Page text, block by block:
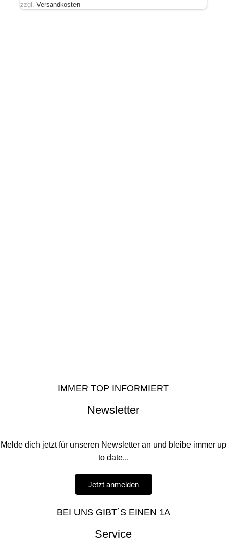
zzgl. Versandkosten
IMMER TOP INFORMIERT
Newsletter
Melde dich jetzt für unseren Newsletter an und bleibe immer up
to date...
Jetzt anmelden
BEI UNS GIBT´S EINEN 1A
Service